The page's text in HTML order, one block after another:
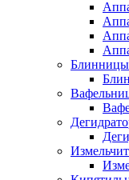
Блинницы